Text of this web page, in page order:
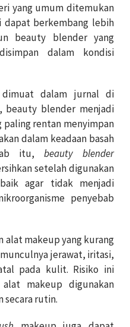
yang umum ditemukan
dapat berkembang lebih
beauty blender yang
dalam kondisi
dalam jurnal di
beauty blender menjadi
paling rentan menyimpan
dalam keadaan basah
itu, beauty blender
setelah digunakan
agar tidak menjadi
penyebab
alat makeup yang kurang
jerawat, iritasi,
pada kulit. Risiko ini
makeup digunakan
secara rutin.